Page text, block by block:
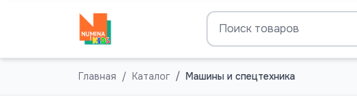
Главная Каталог Машины и спецтехника